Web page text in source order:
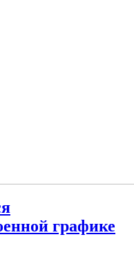
графике